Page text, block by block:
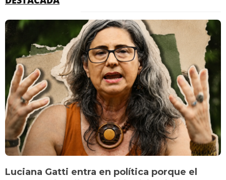
Luciana Gatti entra en política porque el